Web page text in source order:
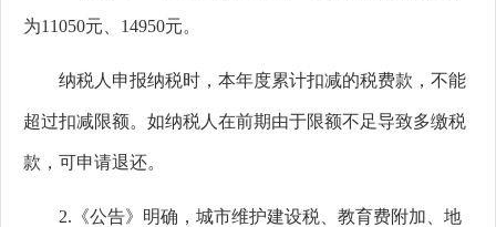
为11050元、 14950元。
纳税人申报纳税时，本年度累计扣减的税费款，不能
超过扣减限额。如纳税人在前期由于限额不足导致多缴税
款，可申请退还。
2. 《公告》明确，城市维护建设税、教育费附加、地